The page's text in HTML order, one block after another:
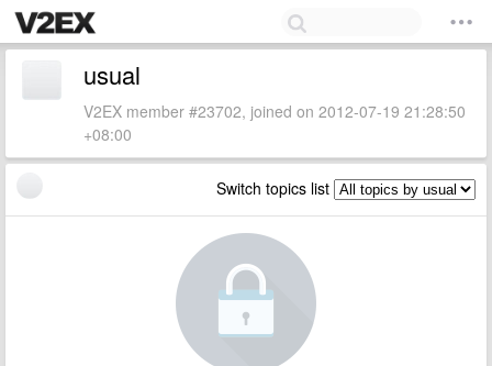
usual
V2EX member #23702, joined on 2012-07-19 21:28:50
+08:00
Switch topics list